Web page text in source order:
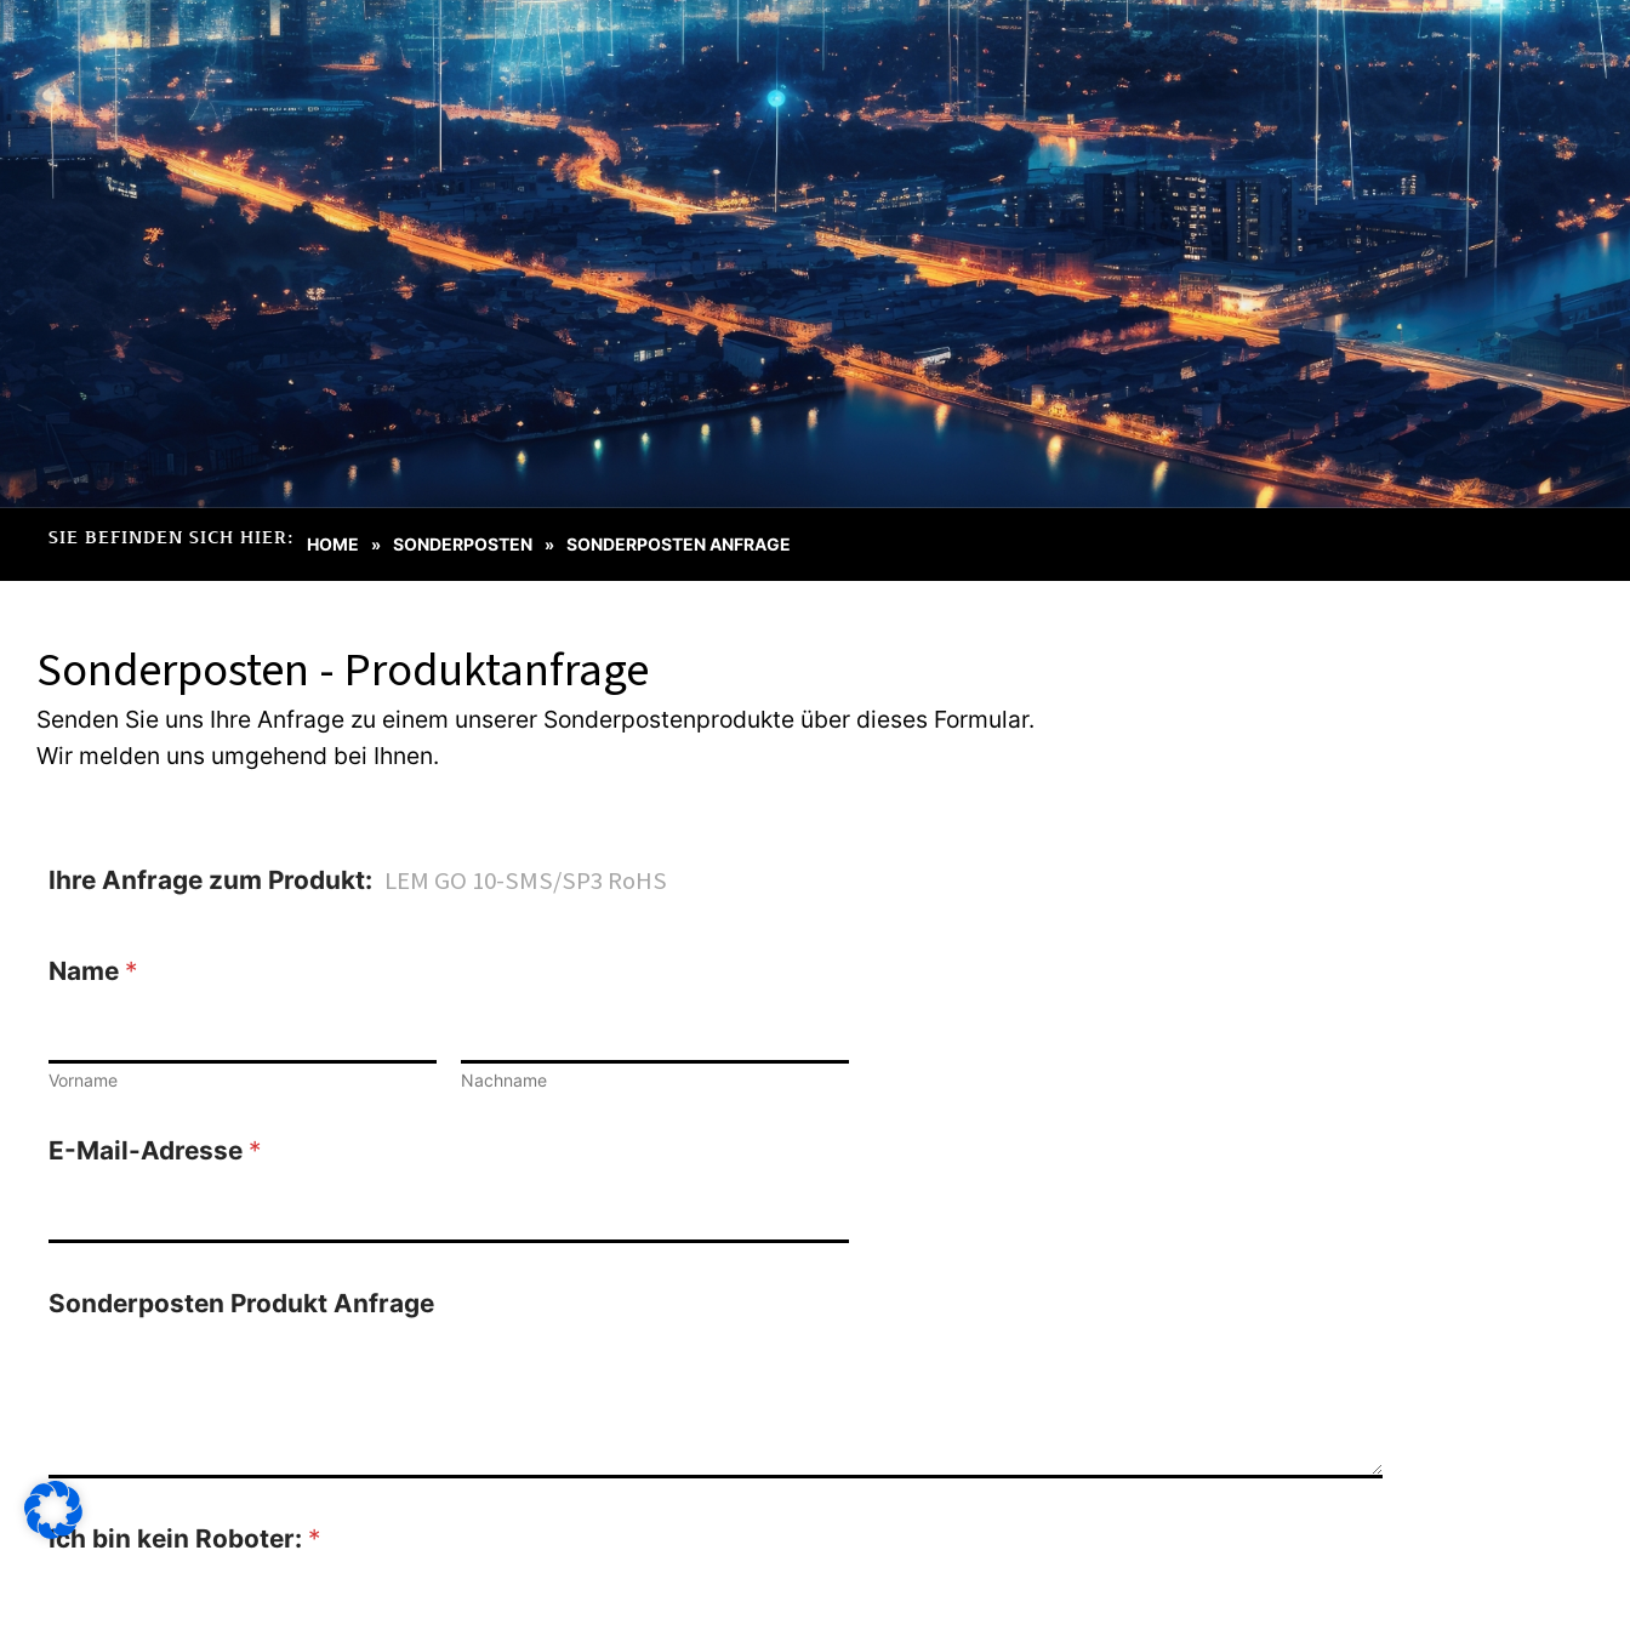
SIE BEFINDEN SICH HIER: HOME » SONDERPOSTEN » SONDERPOSTEN ANFRAGE
Sonderposten - Produktanfrage
Senden Sie uns Ihre Anfrage zu einem unserer Sonderpostenprodukte über dieses Formular.
Wir melden uns umgehend bei Ihnen.
Ihre Anfrage zum Produkt:
Name *
Vorname Nachname
E-Mail-Adresse *
Sonderposten Produkt Anfrage
Ich bin kein Roboter: *